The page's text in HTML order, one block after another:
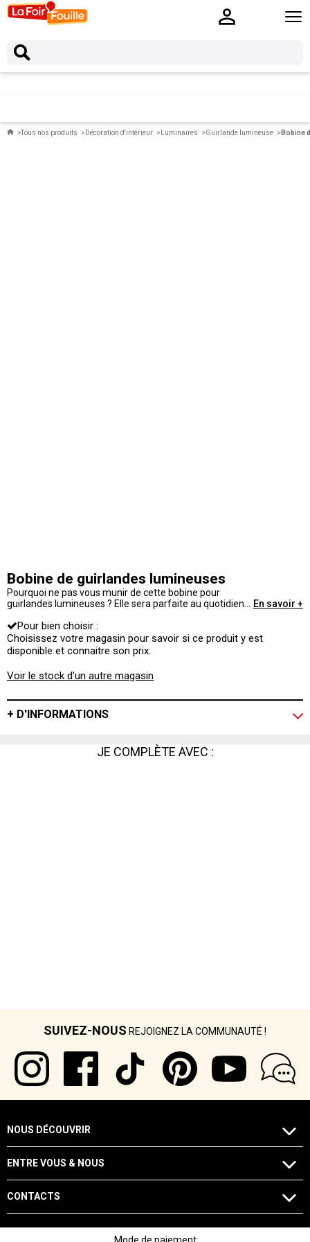
Tous nos produits Décoration d'intérieur Luminaires Guirlande lumineuse Bobine
Bobine de guirlandes lumineuses
Pourquoi ne pas vous munir de cette bobine pour
guirlandes lumineuses ? Elle sera parfaite au quotidien
qui saura vous ravir en période de fête !
En savoir +
Pour bien choisir :
Choisissez votre magasin pour savoir si ce produit y est
disponible et connaitre son prix.
Voir le stock d'un autre magasin
+ D'INFORMATIONS
JE COMPLÈTE AVEC :
SUIVEZ-NOUS REJOIGNEZ LA COMMUNAUTÉ !
NOUS DÉCOUVRIR
ENTRE VOUS & NOUS
CONTACTS